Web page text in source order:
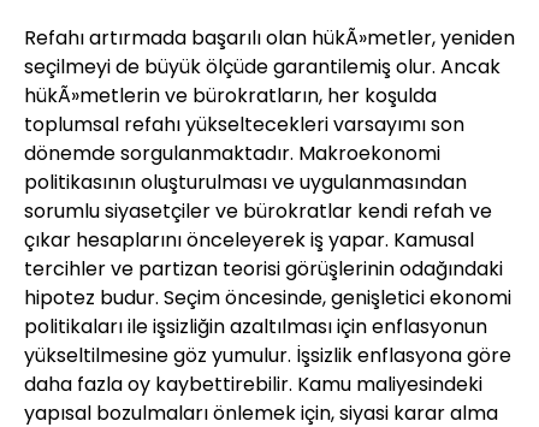
Refahı artırmada başarılı olan hükÃ»metler, yeniden
seçilmeyi de büyük ölçüde garantilemiş olur. Ancak
hükÃ»metlerin ve bürokratların, her koşulda
toplumsal refahı yükseltecekleri varsayımı son
dönemde sorgulanmaktadır. Makroekonomi
politikasının oluşturulması ve uygulanmasından
sorumlu siyasetçiler ve bürokratlar kendi refah ve
çıkar hesaplarını önceleyerek iş yapar. Kamusal
tercihler ve partizan teorisi görüşlerinin odağındaki
hipotez budur. Seçim öncesinde, genişletici ekonomi
politikaları ile işsizliğin azaltılması için enflasyonun
yükseltilmesine göz yumulur. İşsizlik enflasyona göre
daha fazla oy kaybettirebilir. Kamu maliyesindeki
yapısal bozulmaları önlemek için, siyasi karar alma